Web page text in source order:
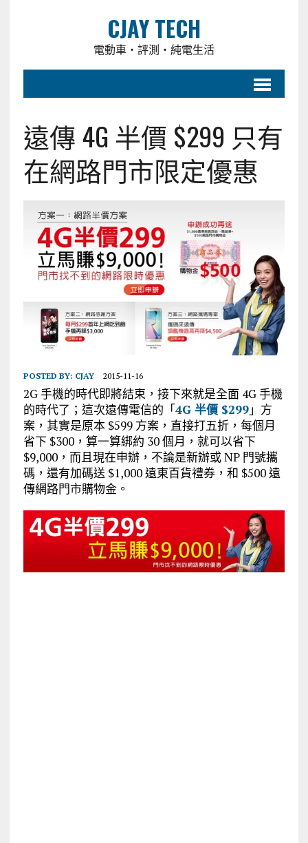
CJAY TECH
電動車・評測・純電生活
遠傳 4G 半價 $299 只有
在網路門市限定優惠
POSTED BY: CJAY 2015-11-16
2G 手機的時代即將結束，接下來就是全面 4G 手機
的時代了；這次遠傳電信的「4G 半價 $299」方
案，其實是原本 $599 方案，直接打五折，每個月
省下 $300，算一算綁約 30 個月，就可以省下
$9,000，而且現在申辦，不論是新辦或 NP 門號攜
碼，還有加碼送 $1,000 遠東百貨禮券，和 $500 遠
傳網路門市購物金。